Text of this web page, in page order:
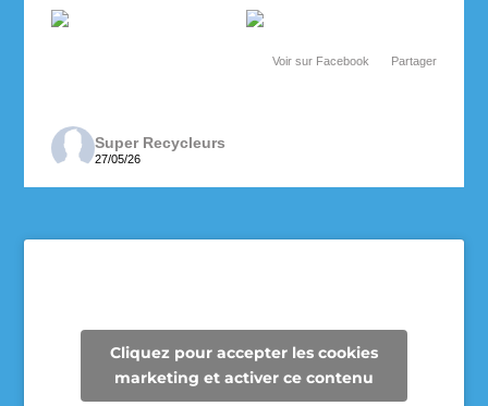
Voir sur Facebook Partager
Super Recycleurs
27/05/26
Voici le beau résultat de la collecte d’aujourd’hui !
Un immense merci à tous les parents qui ont
participé et contribué à faire une différence pour
les élèves et pour notre communauté.
Cliquez pour accepter les cookies
marketing et activer ce contenu